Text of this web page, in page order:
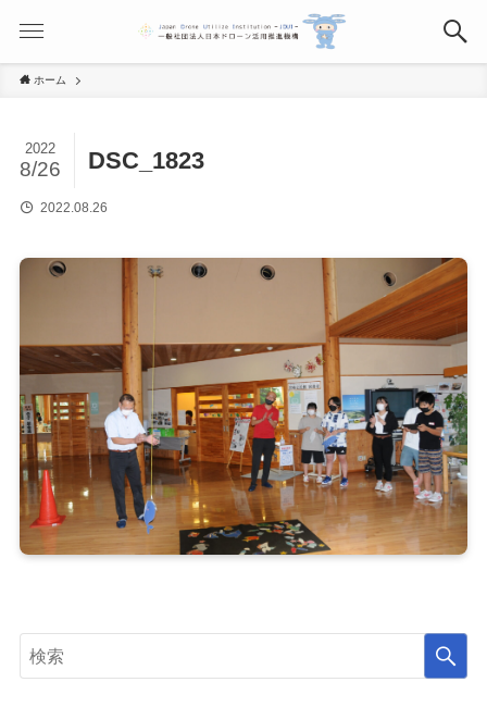
ホーム
DSC_1823
2022
8/26
2022.08.26